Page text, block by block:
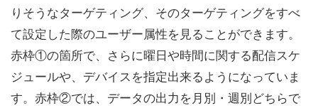
りそうなターゲティング、そのターゲティングをすべ
て設定した際のユーザー属性を見ることができます。
赤枠①の箇所で、さらに曜日や時間に関する配信スケ
ジュールや、デバイスを指定出来るようになっていま
す。赤枠②では、データの出力を月別・週別どちらで